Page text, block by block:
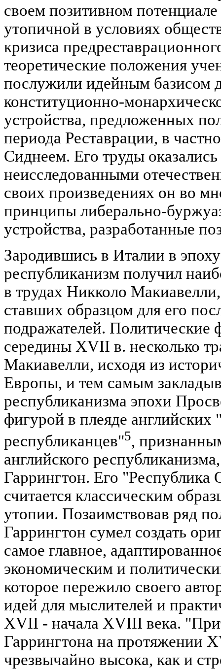
своем позитивном
утопичной в условиях
кризиса
теоретические положения
послужили идейным базисом
конституционно-
устройства, предложенных
периода Реставрации, в
Сиднеем. Его труды
неисследованными
своих произведениях он во
принципы либерально-
устройства, разработанные
Зародившись в Италии в
республиканизм получил
в трудах Никколо
ставших образцом для его
подражателей.
середины XVII в. несколько
Макиавелли, исходя из
Европы, и тем самым
республиканизма эпохи
фигурой в плеяде английских
республиканцев"5,
английского
Гаррингтон. Его "Республика
считается классическим
утопии. Позаимствовав ряд
Гаррингтон сумел создать
самое главное,
экономическим и
которое пережило своего
идей для мыслителей и
XVII - начала XVIII века.
Гаррингтона на протяжении
чрезвычайно высока, как и